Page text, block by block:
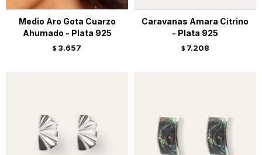
Medio Aro Gota Cuarzo
Ahumado - Plata 925
$ 3.657
Caravanas Amara Citrino
- Plata 925
$ 7.208